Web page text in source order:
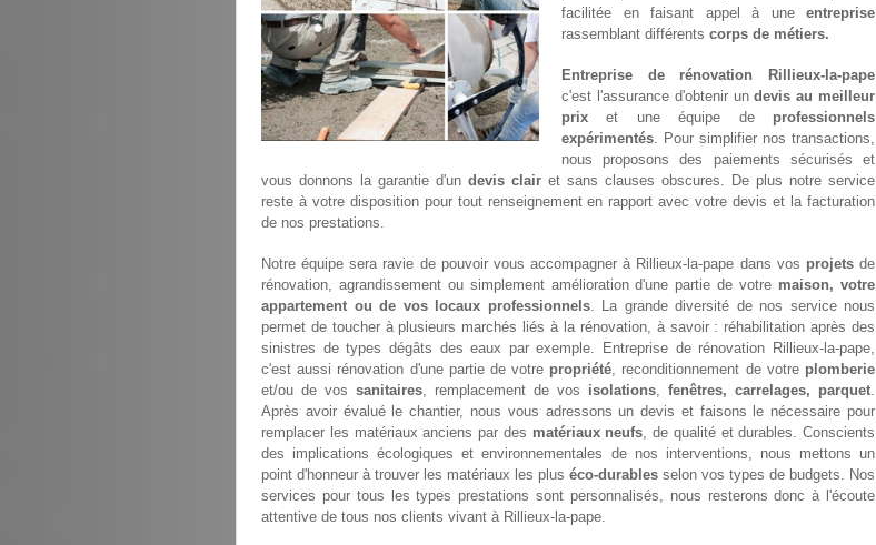
facilitée en faisant appel à une entreprise
rassemblant différents corps de métiers.
Entreprise de rénovation Rillieux-la-pape
c'est l'assurance d'obtenir undevis au meilleur
prix et une équipe de professionnels
expérimentés. Pour simplifier nos transactions,
nous proposons des paiements sécurisés et
vous donnons la garantie d'un devis clair et sans clauses obscures. De plus notre service
reste à votre disposition pour tout renseignement en rapport avec votre devis et la facturation
de nos prestations.
Notre équipe sera ravie de pouvoir vous accompagner à Rillieux-la-pape dans vos projetsde
rénovation, agrandissement ou simplement amélioration d'une partie de votre maison, votre
appartement ou de vos locaux professionnels. La grande diversité de nos service nous
permet de toucher à plusieurs marchés liés à la rénovation, à savoir : réhabilitation après des
sinistres de types dégâts des eaux par exemple. Entreprise de rénovation Rillieux-la-pape,
c'est aussi rénovation d'une partie de votre propriété, reconditionnement de votre plomberie
et/ou de vos sanitaires, remplacement de vos isolations, fenêtres, carrelages, parquet.
Après avoir évalué le chantier, nous vous adressons un devis et faisons le nécessaire pour
remplacer les matériaux anciens par des matériaux neufs, de qualité et durables. Conscients
des implications écologiques et environnementales de nos interventions, nous mettons un
point d'honneur à trouver les matériaux les plus éco-durables selon vos types de budgets. Nos
services pour tous les types prestations sont personnalisés, nous resterons donc à l'écoute
attentive de tous nos clients vivant à Rillieux-la-pape.